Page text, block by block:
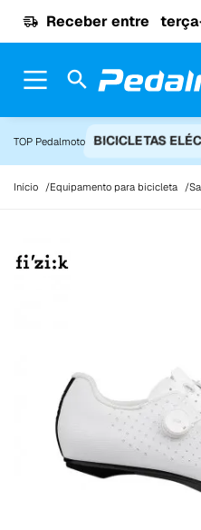
Receber entre
TOP Pedalmoto BICICLETAS
Início Equipamento para bicicleta